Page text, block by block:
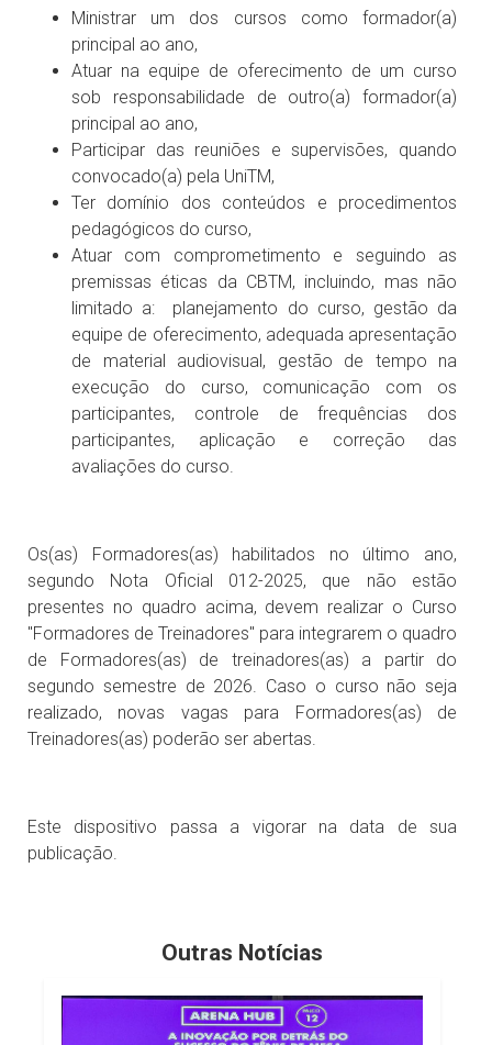
Ministrar um dos cursos como formador(a)
principal ao ano,
Atuar na equipe de oferecimento de um curso
sob responsabilidade de outro(a) formador(a)
principal ao ano,
Participar das reuniões e supervisões, quando
convocado(a) pela UniTM,
Ter domínio dos conteúdos e procedimentos
pedagógicos do curso,
Atuar com comprometimento e seguindo as
premissas éticas da CBTM, incluindo, mas não
limitado a: planejamento do curso, gestão da
equipe de oferecimento, adequada apresentação
de material audiovisual, gestão de tempo na
execução do curso, comunicação com os
participantes, controle de frequências dos
participantes, aplicação e correção das
avaliações do curso.
Os(as) Formadores(as) habilitados no último ano,
segundo Nota Oficial 012-2025, que não estão
presentes no quadro acima, devem realizar o Curso
"Formadores de Treinadores" para integrarem o quadro
de Formadores(as) de treinadores(as) a partir do
segundo semestre de 2026. Caso o curso não seja
realizado, novas vagas para Formadores(as) de
Treinadores(as) poderão ser abertas.
Este dispositivo passa a vigorar na data de sua
publicação.
Outras Notícias